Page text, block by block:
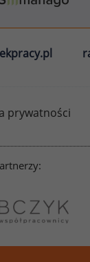
prywatności